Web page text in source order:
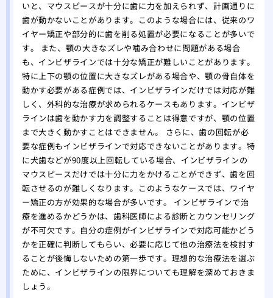
いと、マウスピースが十分に歯に力を加えられず、計画通りに
歯が動かないことがあります。このような場合には、従来のワ
イヤー矯正や部分的に歯を削る処置が必要になることが多いで
す。 また、顎の大きなズレや噛み合わせに問題がある場合
も、インビザラインでは十分な矯正が難しいことがあります。
特に上下の顎の位置に大きなズレがある場合や、顎の骨自体を
動かす必要がある症例では、インビザラインだけでは対応が難
しく、外科的な治療が求められるケースもあります。インビザ
ラインは歯を動かす力を調整することは得意ですが、顎の位置
まで大きく動かすことはできません。 さらに、歯の回転が必
要な症例もインビザラインで対応できないことがあります。特
に犬歯などが90度以上回転している場合、インビザラインの
マウスピースだけでは十分に力をかけることができず、歯を回
転させるのが難しくなります。このようなケースでは、ワイヤ
ー矯正の方が効果的な場合が多いです。 インビザラインで治
療を進めるかどうかは、歯科医師による診断とカウンセリング
が不可欠です。自分の症例がインビザラインで対応可能かどう
かを正確に判断してもらい、必要に応じて他の治療法を検討す
ることが後悔しないための第一歩です。理想的な治療法を選ぶ
ために、インビザラインの限界についても理解を深めておきま
しょう。